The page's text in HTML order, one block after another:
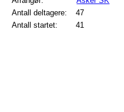
Antall deltagere:
47
Antall startet:
41